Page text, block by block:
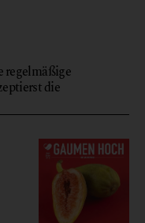
regelmäßige
die